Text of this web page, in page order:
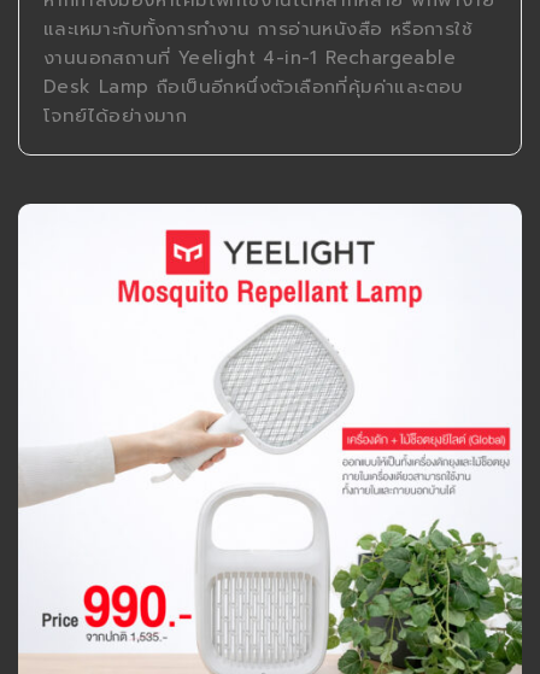
และเหมาะกับทั้งการทำงาน การอ่านหนังสือ หรือการใช้
งานนอกสถานที่ Yeelight 4-in-1 Rechargeable
Desk Lamp ถือเป็นอีกหนึ่งตัวเลือกที่คุ้มค่าและตอบ
โจทย์ได้อย่างมาก